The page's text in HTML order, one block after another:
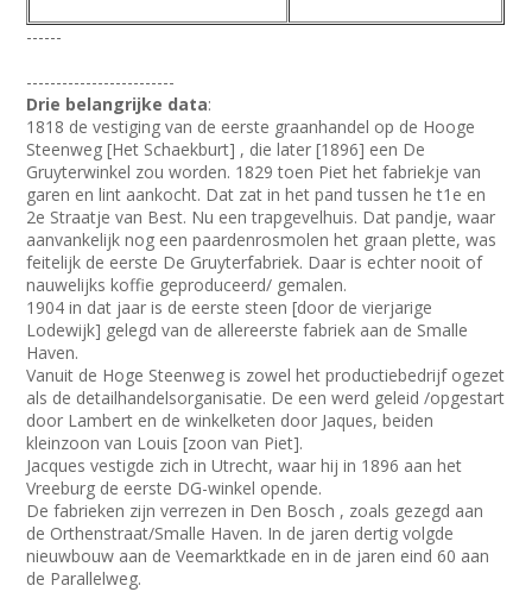
------
-------------------------
Drie belangrijke data:
1818 de vestiging van de eerste graanhandel op de Hooge
Steenweg [Het Schaekburt] , die later [1896] een De
Gruyterwinkel zou worden. 1829 toen Piet het fabriekje van
garen en lint aankocht. Dat zat in het pand tussen he t1e en
2e Straatje van Best. Nu een trapgevelhuis. Dat pandje, waar
aanvankelijk nog een paardenrosmolen het graan plette, was
feitelijk de eerste De Gruyterfabriek. Daar is echter nooit of
nauwelijks koffie geproduceerd/ gemalen.
1904 in dat jaar is de eerste steen [door de vierjarige
Lodewijk] gelegd van de allereerste fabriek aan de Smalle
Haven.
Vanuit de Hoge Steenweg is zowel het productiebedrijf ogezet
als de detailhandelsorganisatie. De een werd geleid /opgestart
door Lambert en de winkelketen door Jaques, beiden
kleinzoon van Louis [zoon van Piet].
Jacques vestigde zich in Utrecht, waar hij in 1896 aan het
Vreeburg de eerste DG-winkel opende.
De fabrieken zijn verrezen in Den Bosch , zoals gezegd aan
de Orthenstraat/Smalle Haven. In de jaren dertig volgde
nieuwbouw aan de Veemarktkade en in de jaren eind 60 aan
de Parallelweg.